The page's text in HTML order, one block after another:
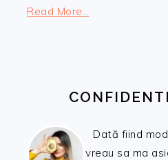
Read More…
Dată fiind
vreau sa ma